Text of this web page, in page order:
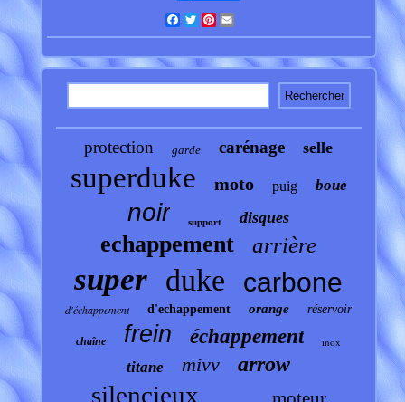
Facebook
TwitterPinterest
protection garde carénage selle
superduke moto puig boue
noir support disques
echappement arrière
super duke carbone
d'échappement d'echappement orange réservoir
chaîne frein échappement inox
titane mivv arrow
silencieux